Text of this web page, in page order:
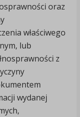
oraz
właściwego
lub
z
wydanej